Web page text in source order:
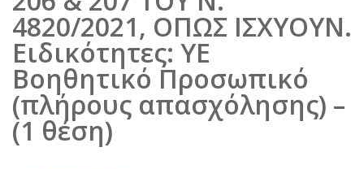
4820/2021, ΟΠΩΣ ΙΣΧΥΟΥΝ.
Ειδικότητες: ΥΕ
Βοηθητικό Προσωπικό
(πλήρους απασχόλησης) –
(1 θέση)